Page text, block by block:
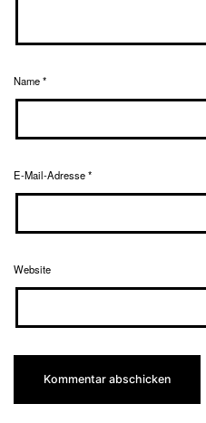
Name*
E-Mail-Adresse*
Website